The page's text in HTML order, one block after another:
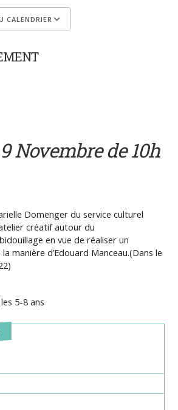
CALENDRIER
Novembre de 10h
Domenger du service culturel
créatif autour du
en vue de réaliser un
manière d’Edouard Manceau.(Dans le
5-8 ans